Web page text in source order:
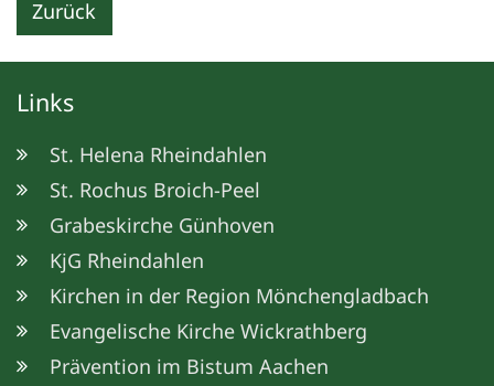
Zurück
Links
St. Helena Rheindahlen
St. Rochus Broich-Peel
Grabeskirche Günhoven
KjG Rheindahlen
Kirchen in der Region Mönchengladbach
Evangelische Kirche Wickrathberg
Prävention im Bistum Aachen